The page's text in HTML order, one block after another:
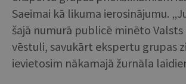
Saeimai kā likuma ierosinājumu.
šajā numurā publicē minēto
vēstuli, savukārt ekspertu grupas
ievietosim nākamajā žurnāla